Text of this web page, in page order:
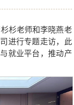
杉老师和李晓燕老
进行专题走访，此
就业平台，推动产